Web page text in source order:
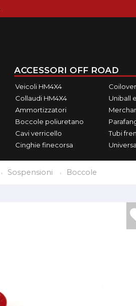
ACCESSORI OFF ROAD
Veicoli HM4X4
Collaudi HM4X4
Ammortizzatori
Boccole poliuretano
Cavi verricello
Cinghie finecorsa
Coilover
Uniball
Tubi
Sospensioni Boccole